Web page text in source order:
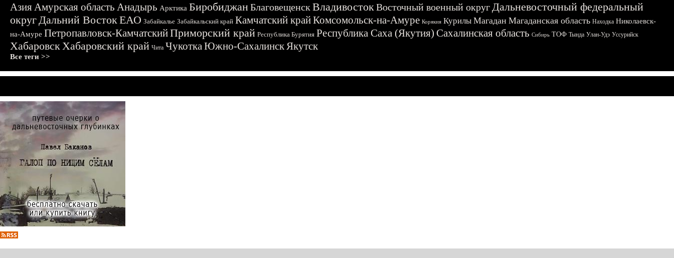
АзияАмурская область Анадырь Арктика БиробиджанБлаговещенскВладивостокВосточный военный округДальневосточный федеральный
округДальний ВостокЕАО Забайкалье Забайкальский край Камчатский крайКомсомольск-на-Амуре Корякия Курилы Магадан Магаданская область Находка Николаевск-
на-Амуре Петропавловск-КамчатскийПриморский край Республика Бурятия Республика Саха (Якутия) Сахалинская область Сибирь ТОФ Тында Улан-Удэ Уссурийск
ХабаровскХабаровский край Чита ЧукоткаЮжно-СахалинскЯкутск
Все теги >>